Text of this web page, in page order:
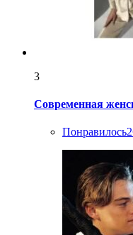
3
Современная
Понравилось